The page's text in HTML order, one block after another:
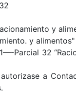
y
y
32
a